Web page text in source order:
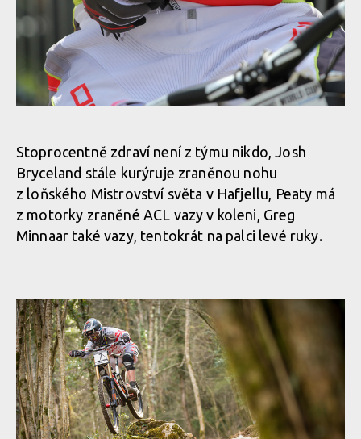
Stoprocentně zdraví není z týmu nikdo, Josh
Bryceland stále kurýruje zraněnou nohu
z loňského Mistrovství světa v Hafjellu, Peaty má
z motorky zraněné ACL vazy v koleni, Greg
Minnaar také vazy, tentokrát na palci levé ruky.